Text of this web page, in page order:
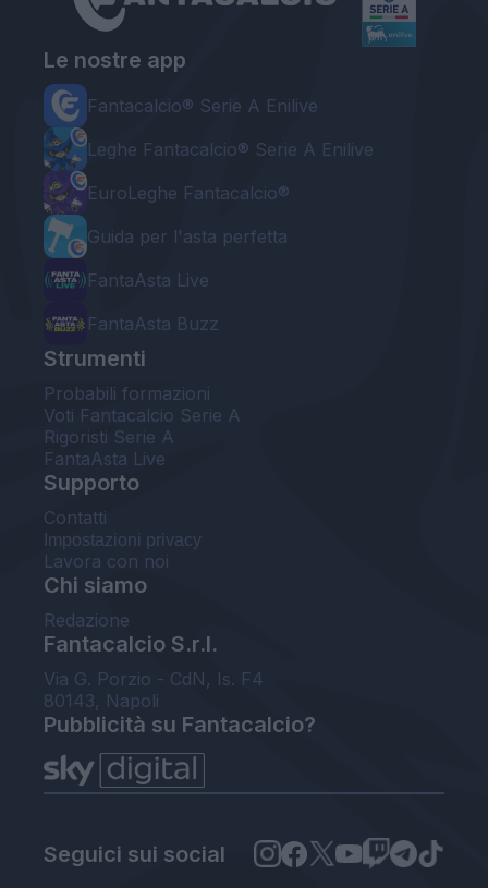
Le nostre app
Fantacalcio® Serie A Enilive
Leghe Fantacalcio® Serie A Enilive
EuroLeghe Fantacalcio®
Guida per l'asta perfetta
FantaAsta Live
FantaAsta Buzz
Strumenti
Probabili formazioni
Voti Fantacalcio Serie A
Rigoristi Serie A
FantaAsta Live
Supporto
Contatti
Impostazioni privacy
Lavora con noi
Chi siamo
Redazione
Fantacalcio S.r.l.
Via G. Porzio - CdN, Is. F4
80143, Napoli
Pubblicità su Fantacalcio?
Seguici sui social